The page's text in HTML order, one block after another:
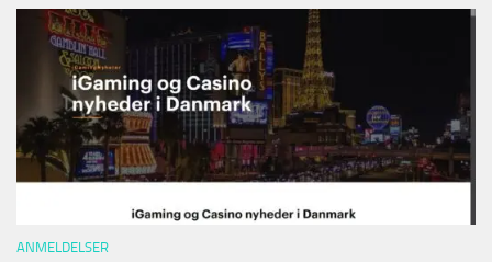
ANMELDELSER